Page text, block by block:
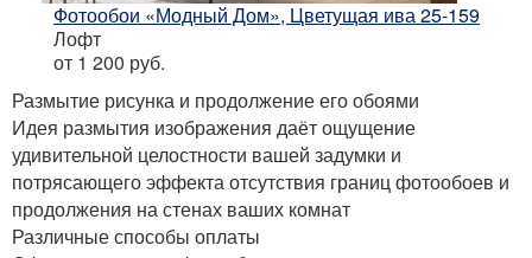
Фотообои «Модный Дом», Цветущая ива 25-159
Лофт
от 1 200 руб.
Размытие рисунка и продолжение его обоями
Идея размытия изображения даёт ощущение
удивительной целостности вашей задумки и
потрясающего эффекта отсутствия границ фотообоев и
продолжения на стенах ваших комнат
Различные способы оплаты